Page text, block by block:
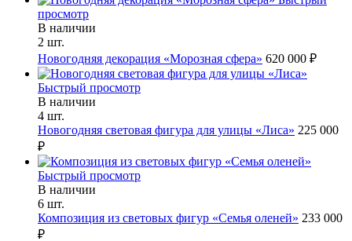
просмотр
В наличии
2 шт.
Новогодняя декорация «Морозная сфера» 620 000 ₽
Быстрый просмотр
В наличии
4 шт.
Новогодняя световая фигура для улицы «Лиса» 225 000
₽
Быстрый просмотр
В наличии
6 шт.
Композиция из световых фигур «Семья оленей» 233 000
₽